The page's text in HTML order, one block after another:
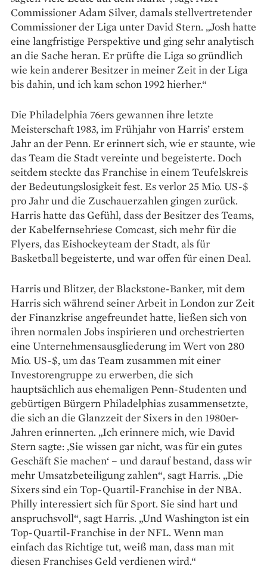
Commissioner Adam Silver, damals stellvertretender
Commissioner der Liga unter David Stern. „Josh hatte
eine langfristige Perspektive und ging sehr analytisch
an die Sache heran. Er prüfte die Liga so gründlich
wie kein anderer Besitzer in meiner Zeit in der Liga
bis dahin, und ich kam schon 1992 hierher.“
Die Philadelphia 76ers gewannen ihre letzte
Meisterschaft 1983, im Frühjahr von Harris’ ­erstem
Jahr an der Penn. Er erinnert sich, wie er staunte, wie
das Team die Stadt vereinte und begeisterte. Doch
seitdem steckte das Franchise in einem Teufelskreis
der Bedeutungslosigkeit fest. Es verlor 25 Mio. US-$
pro Jahr und die Zuschauer­zahlen gingen zurück.
Harris hatte das Gefühl, dass der Besitzer des Teams,
der Kabelfernsehriese Comcast, sich mehr für die
Flyers, das Eishockeyteam der Stadt, als für
Basketball begeisterte, und war offen für einen Deal.
Harris und Blitzer, der Blackstone-­Banker, mit dem
Harris sich während seiner Arbeit in London zur Zeit
der Finanzkrise angefreundet hatte, ließen sich von
ihren normalen Jobs inspi­rieren und orchestrierten
eine Unternehmensausgliederung im Wert von 280
Mio. US-$, um das Team zusammen mit einer
Investorengruppe zu erwerben, die sich
hauptsächlich aus ehemaligen Penn-Studenten und
gebürtigen Bürgern Philadelphias zusammensetzte,
die sich an die Glanzzeit der Sixers in den 1980er-
Jahren erinnerten. „Ich erinnere mich, wie David
Stern sagte: ‚Sie wissen gar nicht, was für ein gutes
Geschäft Sie machen‘ – und darauf bestand, dass wir
mehr Umsatzbeteiligung zahlen“, sagt Harris. „Die
Sixers sind ein Top-Quartil-Franchise in der NBA.
Philly interessiert sich für Sport. Sie sind hart und
anspruchsvoll“, sagt Harris. „Und Washington ist ein
Top-Quartil-Franchise in der NFL. Wenn man
einfach das Richtige tut, weiß man, dass man mit
diesen Franchises Geld verdienen wird.“